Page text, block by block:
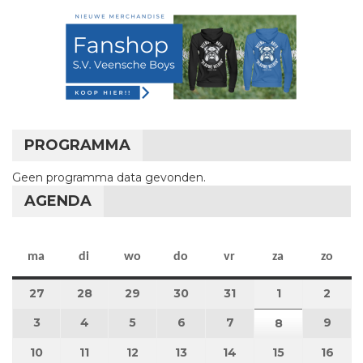
PROGRAMMA
Geen programma data gevonden.
AGENDA
ma maandag
di dinsdag
wo woensdag
do donderdag
vr vrijdag
za zaterdag
zo
27 27 juli 2026
28 28 juli 2026
29 29 juli 2026
30 30 juli 2026
31 31 juli 2026
11 augustus
2
3 3 augustus 2026
4 4 augustus 2026
5 5 augustus 2026
6 6 augustus 2026
7 7 augustus 2026
88 augustus
9
10 10 augustus 2026
11 11 augustus 2026
12 12 augustus 2026
13 13 augustus 2026
14 14 augustus 2026
15 15 16